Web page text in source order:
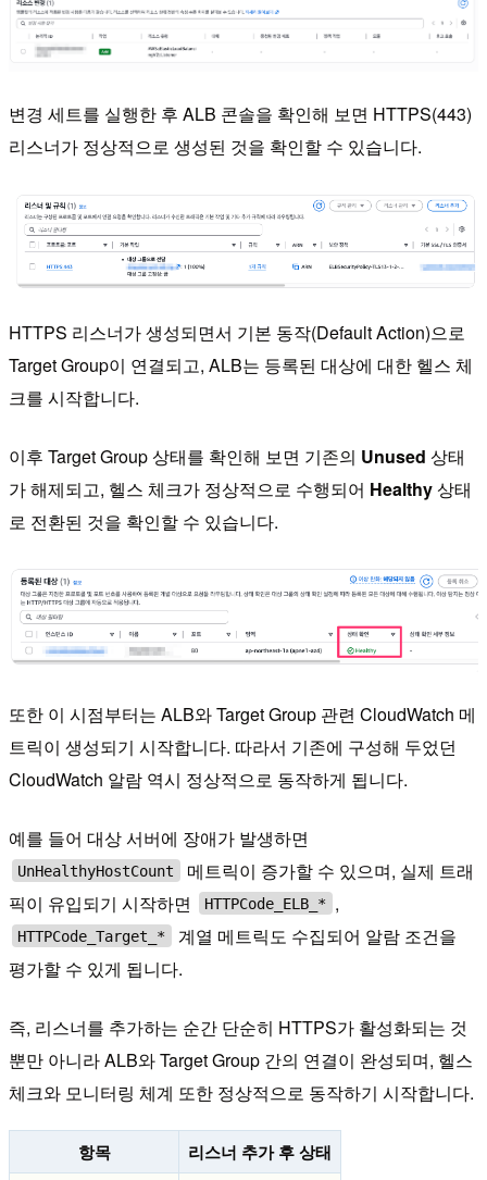
변경 세트를 실행한 후 ALB 콘솔을 확인해 보면 HTTPS(443)
리스너가 정상적으로 생성된 것을 확인할 수 있습니다.
HTTPS 리스너가 생성되면서 기본 동작(Default Action)으로
Target Group이 연결되고, ALB는 등록된 대상에 대한 헬스 체
크를 시작합니다.
이후 Target Group 상태를 확인해 보면 기존의 Unused 상태
가 해제되고, 헬스 체크가 정상적으로 수행되어 Healthy상태
로 전환된 것을 확인할 수 있습니다.
또한 이 시점부터는 ALB와 Target Group 관련 CloudWatch 메
트릭이 생성되기 시작합니다. 따라서 기존에 구성해 두었던
CloudWatch 알람 역시 정상적으로 동작하게 됩니다.
예를 들어 대상 서버에 장애가 발생하면
UnHealthyHostCount
메트릭이 증가할 수 있으며, 실제 트래
픽이 유입되기 시작하면
HTTPCode_ELB_* ,
HTTPCode_Target_*
계열 메트릭도 수집되어 알람 조건을
평가할 수 있게 됩니다.
즉, 리스너를 추가하는 순간 단순히 HTTPS가 활성화되는 것
뿐만 아니라 ALB와 Target Group 간의 연결이 완성되며, 헬스
체크와 모니터링 체계 또한 정상적으로 동작하기 시작합니다.
항목 리스너 추가 후 상태